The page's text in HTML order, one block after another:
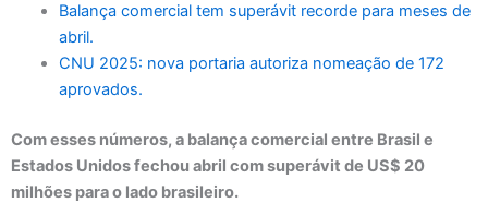
Balança comercial tem superávit recorde para meses de
abril.
CNU 2025: nova portaria autoriza nomeação de 172
aprovados.
Com esses números, a balança comercial entre Brasil e
Estados Unidos fechou abril com superávit de US$ 20
milhões para o lado brasileiro.